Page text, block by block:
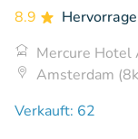
8.9
Mercure
Amsterdam
Verkauft: 62